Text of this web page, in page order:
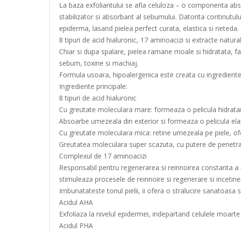
La baza exfoliantului se afla celuloza – o componenta
stabilizator si absorbant al sebumului. Datorita
epiderma, lasand pielea perfect curata, elastica si neteda.
8 tipuri de acid hialuronic, 17 aminoacizi si extracte
Chiar si dupa spalare, pielea ramane moale si hidratata,
sebum, toxine si machiaj.
Formula usoara, hipoalergenica este creata cu
Ingrediente principale:
8 tipuri de acid hialuronic
Cu greutate moleculara mare: formeaza o pelicula
Absoarbe umezeala din exterior si formeaza o pelicula
Cu greutate moleculara mica: retine umezeala pe piele,
Greutatea moleculara super scazuta, cu putere de
Complexul de 17 aminoacizi
Responsabil pentru regenerarea si reinnoirea constanta
stimuleaza procesele de reinnoire si regenerare si
Imbunatateste tonul pielii, ii ofera o stralucire sanatoasa
Acidul AHA
Exfoliaza la nivelul epidermei, indepartand celulele
Acidul PHA